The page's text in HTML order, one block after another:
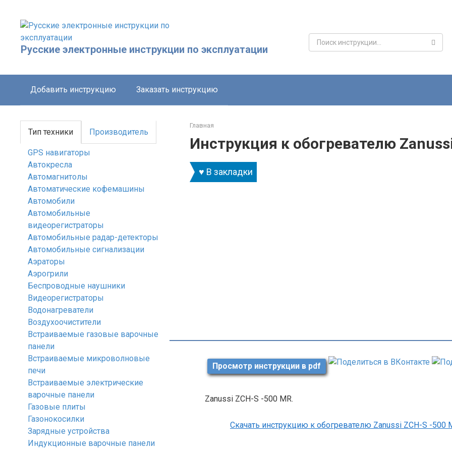
контенту
Русские электронные инструкции по эксплуатации
Поиск:
Добавить инструкцию Заказать инструкцию
Главная
Инструкция к обогревателю
♥ В закладки
Просмотр инструкции в pdf
Zanussi ZCH-S -500 MR.
Скачать инструкцию к обогревателю Zanussi ZCH-S -500
Тип техники Производитель
GPS навигаторы
Автокресла
Автомагнитолы
Автоматические кофемашины
Автомобили
Автомобильные
видеорегистраторы
Автомобильные радар-детекторы
Автомобильные сигнализации
Аэраторы
Аэрогрили
Беспроводные наушники
Видеорегистраторы
Водонагреватели
Воздухоочистители
Встраиваемые газовые варочные
панели
Встраиваемые микроволновые
печи
Встраиваемые электрические
варочные панели
Газовые плиты
Газонокосилки
Зарядные устройства
Индукционные варочные панели